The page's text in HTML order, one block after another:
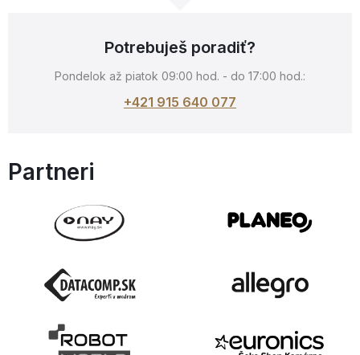
Potrebuješ poradiť?
Pondelok až piatok 09:00 hod. - do 17:00 hod.:
+421 915 640 077
Partneri